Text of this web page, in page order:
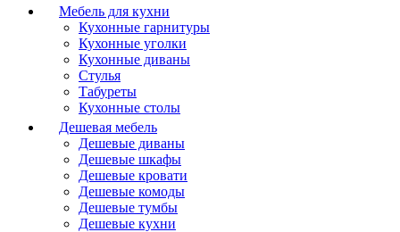
Мебель для кухни
Кухонные гарнитуры
Кухонные уголки
Кухонные диваны
Стулья
Табуреты
Кухонные столы
Дешевая мебель
Дешевые диваны
Дешевые шкафы
Дешевые кровати
Дешевые комоды
Дешевые тумбы
Дешевые кухни